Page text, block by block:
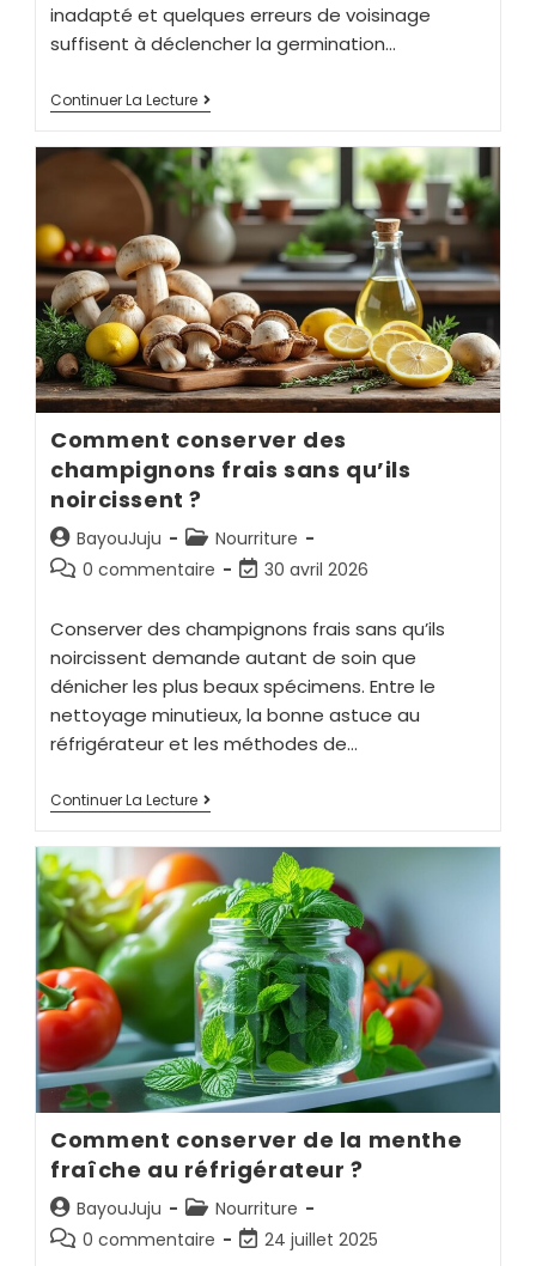
inadapté et quelques erreurs de voisinage
suffisent à déclencher la germination…
Continuer La Lecture
Comment conserver des
champignons frais sans qu’ils
noircissent ?
BayouJuju
Nourriture
0 commentaire
30 avril 2026
Conserver des champignons frais sans qu’ils
noircissent demande autant de soin que
dénicher les plus beaux spécimens. Entre le
nettoyage minutieux, la bonne astuce au
réfrigérateur et les méthodes de…
Continuer La Lecture
Comment conserver de la menthe
fraîche au réfrigérateur ?
BayouJuju
Nourriture
0 commentaire
24 juillet 2025